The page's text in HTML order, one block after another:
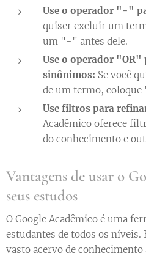
Use o operador "-"
quiser excluir um
um "-" antes dele.
Use o operador "OR"
sinônimos: Se você
de um termo, coloque
Use filtros para
Acadêmico oferece
do conhecimento e
Vantagens de usar o
seus estudos
O Google Acadêmico é uma
estudantes de todos os níveis.
vasto acervo de